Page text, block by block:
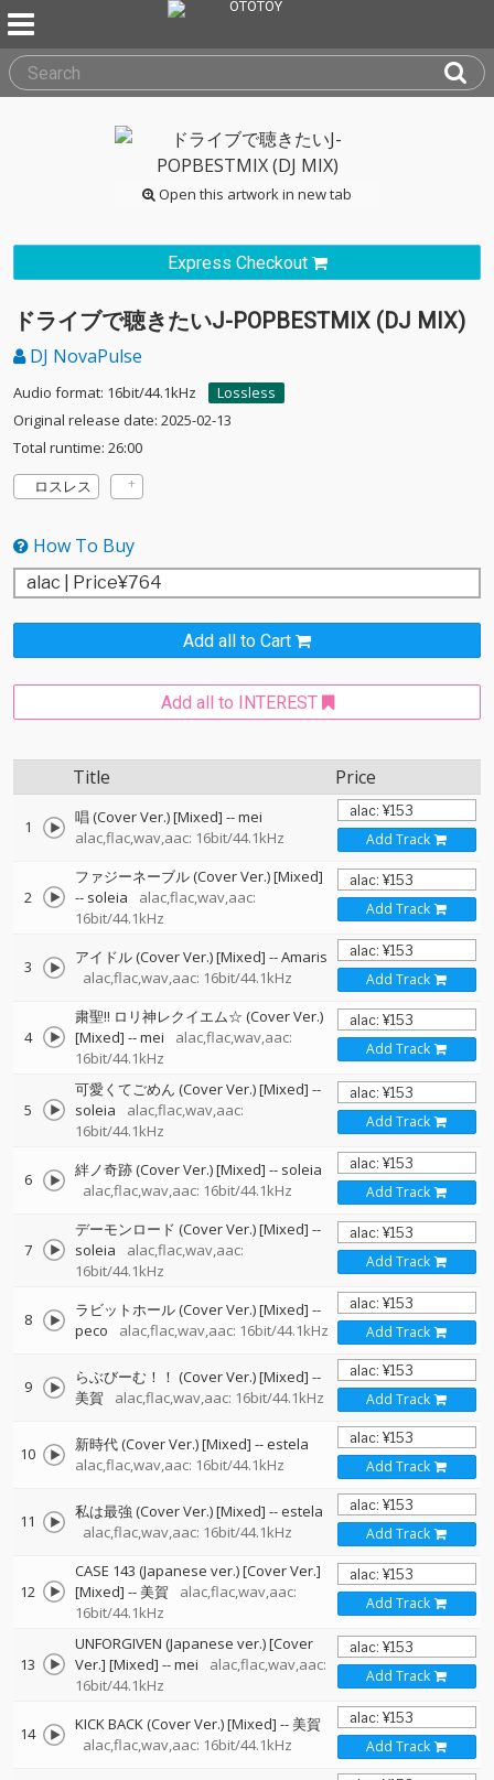
Open this artwork in new tab
Express Checkout
ドライブで聴きたいJ-POPBESTMIX (DJ MIX)
DJ NovaPulse
Audio format: 16bit/44.1kHz
Lossless
Original release date: 2025-02-13
Total runtime: 26:00
ロスレス
How To Buy
Add all to Cart
Add all to INTEREST
Title Price
1 唱 (Cover Ver.) [Mixed] --mei
alac,flac,wav,aac: 16bit/44.1kHz
Add Track
2
ファジーネーブル (Cover Ver.) [Mixed]
-- soleia
alac,flac,wav,aac:
16bit/44.1kHz
Add Track
3 アイドル (Cover Ver.) [Mixed] --Amaris
alac,flac,wav,aac: 16bit/44.1kHz
Add Track
4
粛聖!! ロリ神レクイエム☆ (Cover Ver.)
[Mixed] --mei
alac,flac,wav,aac:
16bit/44.1kHz
Add Track
5
可愛くてごめん (Cover Ver.) [Mixed] --
soleia
alac,flac,wav,aac:
16bit/44.1kHz
Add Track
6 絆ノ奇跡 (Cover Ver.) [Mixed] -- soleia
alac,flac,wav,aac: 16bit/44.1kHz
Add Track
7
デーモンロード (Cover Ver.) [Mixed] --
soleia
alac,flac,wav,aac:
16bit/44.1kHz
Add Track
8 ラビットホール (Cover Ver.) [Mixed] --
peco
alac,flac,wav,aac: 16bit/44.1kHz Add Track
9 らぶびーむ！！ (Cover Ver.) [Mixed] --
美賀
alac,flac,wav,aac: 16bit/44.1kHz Add Track
10 新時代 (Cover Ver.) [Mixed] --estela
alac,flac,wav,aac: 16bit/44.1kHz
Add Track
11 私は最強 (Cover Ver.) [Mixed] --estela
alac,flac,wav,aac: 16bit/44.1kHz
Add Track
12
CASE 143 (Japanese ver.) [Cover Ver.]
[Mixed] --美賀
alac,flac,wav,aac:
16bit/44.1kHz
Add Track
13
UNFORGIVEN (Japanese ver.) [Cover
Ver.] [Mixed] --mei
alac,flac,wav,aac:
16bit/44.1kHz
Add Track
14 KICK BACK (Cover Ver.) [Mixed] --美賀
alac,flac,wav,aac: 16bit/44.1kHz
Add Track